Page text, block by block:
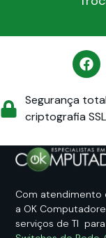
Segurança
criptografia SSL
Com atendimento
a OK
serviços de TI